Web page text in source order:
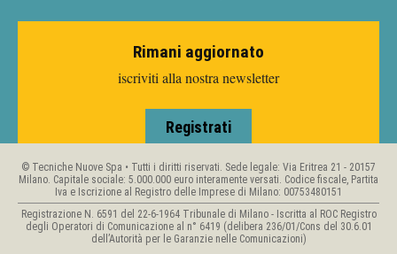
Rimani aggiornato
iscriviti alla nostra newsletter
Registrati
© Tecniche Nuove Spa • Tutti i diritti riservati. Sede legale: Via Eritrea 21 - 20157
Milano. Capitale sociale: 5.000.000 euro interamente versati. Codice fiscale, Partita
Iva e Iscrizione al Registro delle Imprese di Milano: 00753480151
Registrazione N. 6591 del 22-6-1964 Tribunale di Milano - Iscritta al ROC Registro
degli Operatori di Comunicazione al n° 6419 (delibera 236/01/Cons del 30.6.01
dell’Autorità per le Garanzie nelle Comunicazioni)